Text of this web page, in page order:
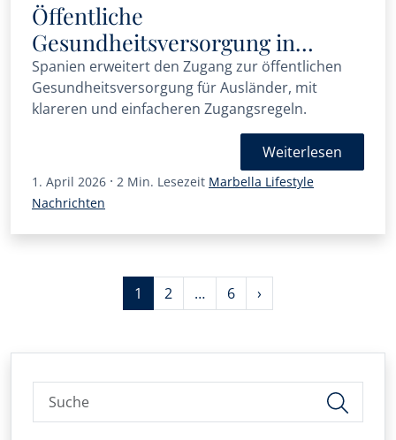
Öffentliche
Gesundheitsversorgung in
Spanien: Zugang für Ausländer
Spanien erweitert den Zugang zur öffentlichen
Gesundheitsversorgung für Ausländer, mit
klareren und einfacheren Zugangsregeln.
Weiterlesen
1. April 2026 · 2 Min. Lesezeit Marbella Lifestyle
Nachrichten
1 2 … 6 ›